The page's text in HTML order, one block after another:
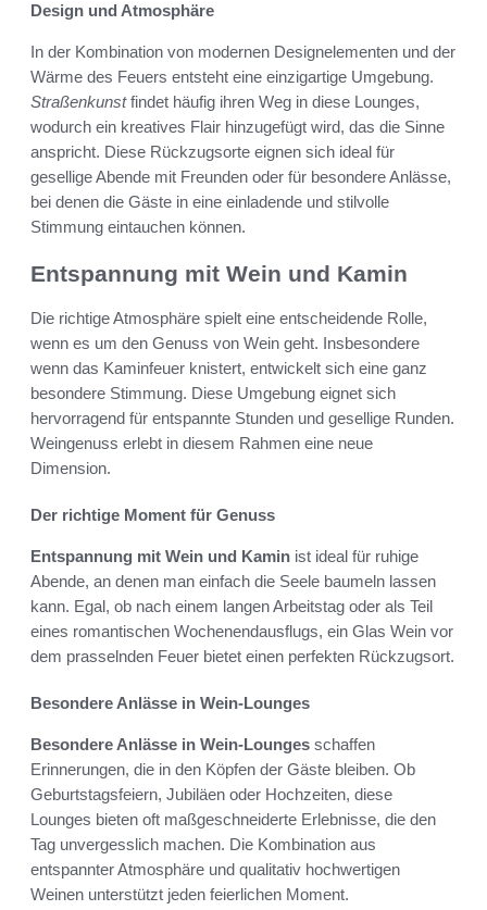
Design und Atmosphäre
In der Kombination von modernen Designelementen und der
Wärme des Feuers entsteht eine einzigartige Umgebung.
Straßenkunstfindet häufig ihren Weg in diese Lounges,
wodurch ein kreatives Flair hinzugefügt wird, das die Sinne
anspricht. Diese Rückzugsorte eignen sich ideal für
gesellige Abende mit Freunden oder für besondere Anlässe,
bei denen die Gäste in eine einladende und stilvolle
Stimmung eintauchen können.
Entspannung mit Wein und Kamin
Die richtige Atmosphäre spielt eine entscheidende Rolle,
wenn es um den Genuss von Wein geht. Insbesondere
wenn das Kaminfeuer knistert, entwickelt sich eine ganz
besondere Stimmung. Diese Umgebung eignet sich
hervorragend für entspannte Stunden und gesellige Runden.
Weingenuss erlebt in diesem Rahmen eine neue
Dimension.
Der richtige Moment für Genuss
Entspannung mit Wein und Kamin ist ideal für ruhige
Abende, an denen man einfach die Seele baumeln lassen
kann. Egal, ob nach einem langen Arbeitstag oder als Teil
eines romantischen Wochenendausflugs, ein Glas Wein vor
dem prasselnden Feuer bietet einen perfekten Rückzugsort.
Besondere Anlässe in Wein-Lounges
Besondere Anlässe in Wein-Lounges schaffen
Erinnerungen, die in den Köpfen der Gäste bleiben. Ob
Geburtstagsfeiern, Jubiläen oder Hochzeiten, diese
Lounges bieten oft maßgeschneiderte Erlebnisse, die den
Tag unvergesslich machen. Die Kombination aus
entspannter Atmosphäre und qualitativ hochwertigen
Weinen unterstützt jeden feierlichen Moment.